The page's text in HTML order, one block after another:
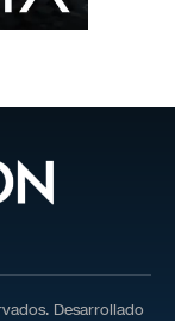
Desarrollado